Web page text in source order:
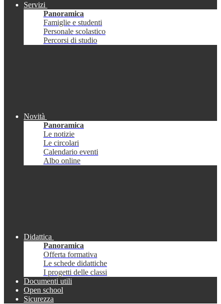
Servizi
Panoramica
Famiglie e studenti
Personale scolastico
Percorsi di studio
Novità
Panoramica
Le notizie
Le circolari
Calendario eventi
Albo online
Didattica
Panoramica
Offerta formativa
Le schede didattiche
I progetti delle classi
Documenti utili
Open school
Sicurezza